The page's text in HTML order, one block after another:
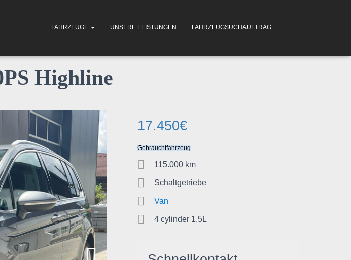
FAHRZEUGE UNSERE LEISTUNGEN FAHRZEUGSUCHAUFTRAG
Highline
17.450€
Gebrauchtfahrzeug
115.000 km
Schaltgetriebe
Van
4 cylinder 1.5L